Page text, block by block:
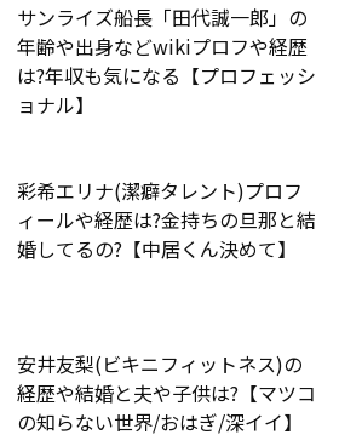
サンライズ船長「田代誠一郎」の
年齢や出身などwikiプロフや経歴
は?年収も気になる【プロフェッシ
ョナル】
彩希エリナ(潔癖タレント)プロフ
ィールや経歴は?金持ちの旦那と結
婚してるの?【中居くん決めて】
安井友梨(ビキニフィットネス)の
経歴や結婚と夫や子供は?【マツコ
の知らない世界/おはぎ/深イイ】